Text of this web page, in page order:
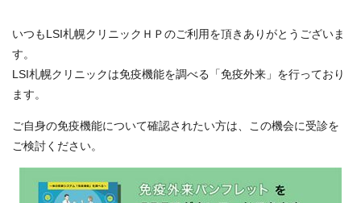
いつもLSI札幌クリニックＨＰのご利用を頂きありがとうございま
す。
LSI札幌クリニックは免疫機能を調べる「免疫外来」を行っており
ます。
ご自身の免疫機能について確認されたい方は、この機会に受診を
ご検討ください。